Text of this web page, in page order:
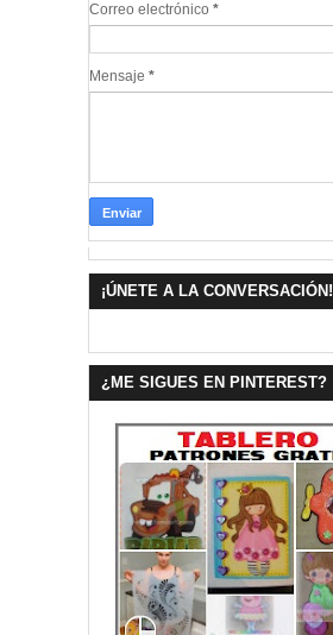
Correo electrónico *
Mensaje *
¡ÚNETE A LA CONVERSACIÓN!
¿ME SIGUES EN PINTEREST?